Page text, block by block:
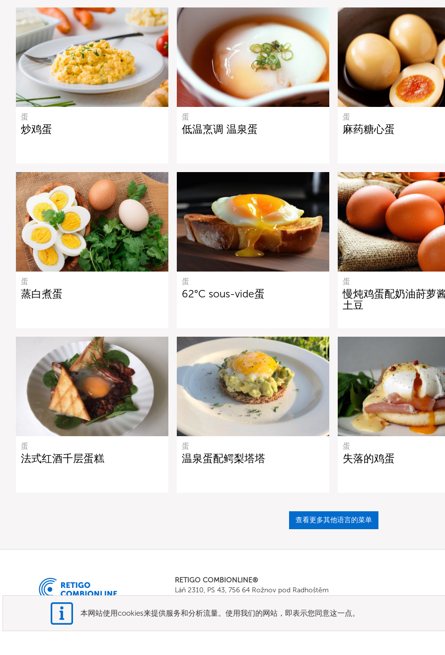
蛋
炒鸡蛋
蛋
低温烹调 温泉蛋
蛋
麻药糖心蛋
蛋
蒸白煮蛋
蛋
62°C sous-vide蛋
蛋
慢炖鸡蛋配奶油莳萝
土豆
蛋
法式红酒千层蛋糕
蛋
温泉蛋配鳄梨塔塔
蛋
失落的鸡蛋
查看更多其他语言的菜单
RETIGO COMBIONLINE®
Láň 2310, PS 43, 756 64 Rožnov pod Radhoštěm
E-mail:info@combionline.com
本网站使用cookies来提供服务和分析流量。使用我们的网站，即表示您同意这一点。